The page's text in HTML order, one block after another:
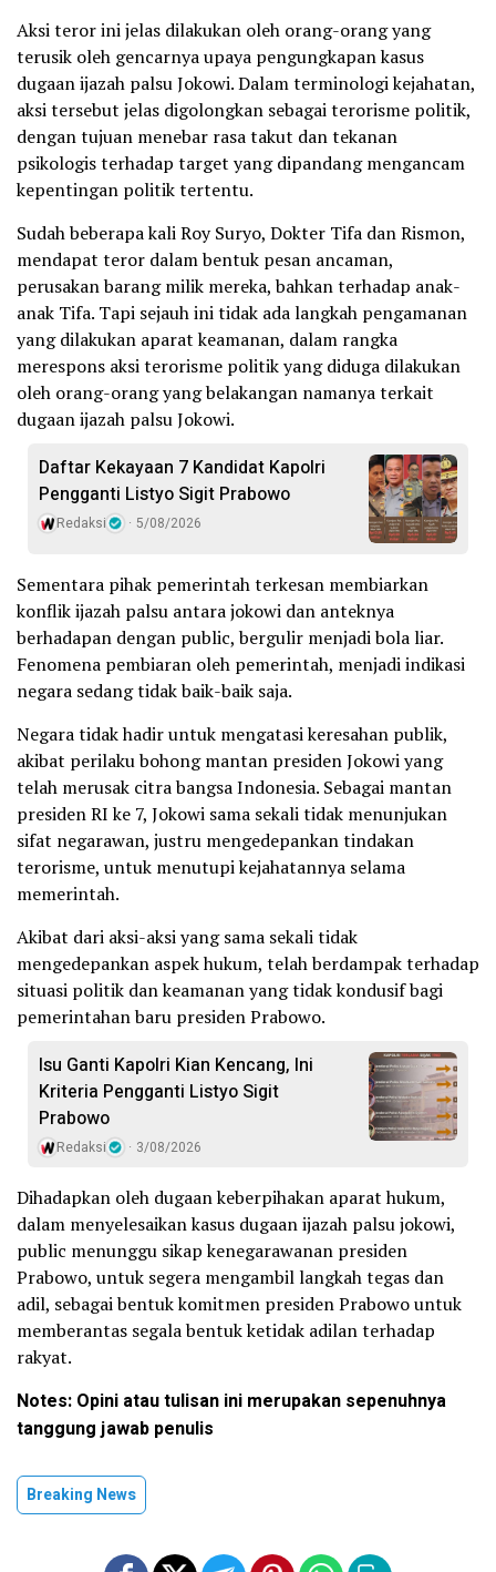
Aksi teror ini jelas dilakukan oleh orang-orang yang
terusik oleh gencarnya upaya pengungkapan kasus
dugaan ijazah palsu Jokowi. Dalam terminologi kejahatan,
aksi tersebut jelas digolongkan sebagai terorisme politik,
dengan tujuan menebar rasa takut dan tekanan
psikologis terhadap target yang dipandang mengancam
kepentingan politik tertentu.
Sudah beberapa kali Roy Suryo, Dokter Tifa dan Rismon,
mendapat teror dalam bentuk pesan ancaman,
perusakan barang milik mereka, bahkan terhadap anak-
anak Tifa. Tapi sejauh ini tidak ada langkah pengamanan
yang dilakukan aparat keamanan, dalam rangka
merespons aksi terorisme politik yang diduga dilakukan
oleh orang-orang yang belakangan namanya terkait
dugaan ijazah palsu Jokowi.
Daftar Kekayaan 7 Kandidat Kapolri
Pengganti Listyo Sigit Prabowo
Redaksi 5/08/2026
Sementara pihak pemerintah terkesan membiarkan
konflik ijazah palsu antara jokowi dan anteknya
berhadapan dengan public, bergulir menjadi bola liar.
Fenomena pembiaran oleh pemerintah, menjadi indikasi
negara sedang tidak baik-baik saja.
Negara tidak hadir untuk mengatasi keresahan publik,
akibat perilaku bohong mantan presiden Jokowi yang
telah merusak citra bangsa Indonesia. Sebagai mantan
presiden RI ke 7, Jokowi sama sekali tidak menunjukan
sifat negarawan, justru mengedepankan tindakan
terorisme, untuk menutupi kejahatannya selama
memerintah.
Akibat dari aksi-aksi yang sama sekali tidak
mengedepankan aspek hukum, telah berdampak terhadap
situasi politik dan keamanan yang tidak kondusif bagi
pemerintahan baru presiden Prabowo.
Isu Ganti Kapolri Kian Kencang, Ini
Kriteria Pengganti Listyo Sigit
Prabowo
Redaksi 3/08/2026
Dihadapkan oleh dugaan keberpihakan aparat hukum,
dalam menyelesaikan kasus dugaan ijazah palsu jokowi,
public menunggu sikap kenegarawanan presiden
Prabowo, untuk segera mengambil langkah tegas dan
adil, sebagai bentuk komitmen presiden Prabowo untuk
memberantas segala bentuk ketidak adilan terhadap
rakyat.
Notes: Opini atau tulisan ini merupakan sepenuhnya
tanggung jawab penulis
Breaking News